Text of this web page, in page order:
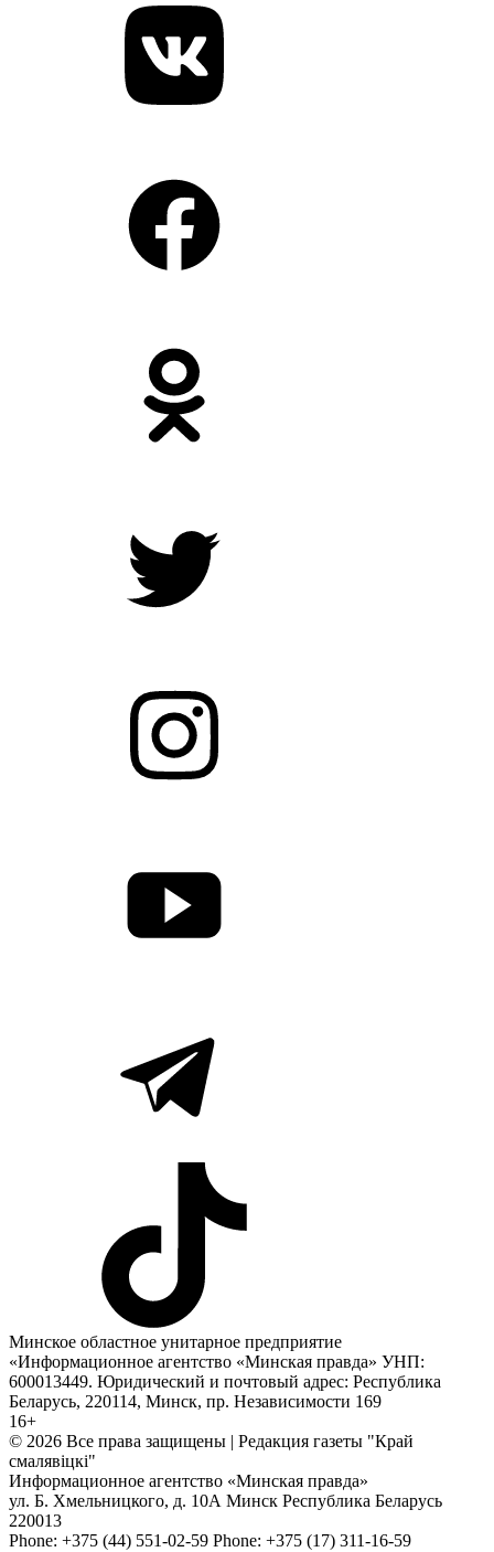
Минское областное унитарное предприятие
«Информационное агентство «Минская правда» УНП:
600013449. Юридический и почтовый адрес: Республика
Беларусь, 220114, Минск, пр. Независимости 169
16+
© 2026 Все права защищены | Редакция газеты "Край
смалявiцкi"
Информационное агентство «Минская правда»
ул. Б. Хмельницкого, д. 10А Минск Республика Беларусь
220013
Phone: +375 (44) 551-02-59 Phone: +375 (17) 311-16-59